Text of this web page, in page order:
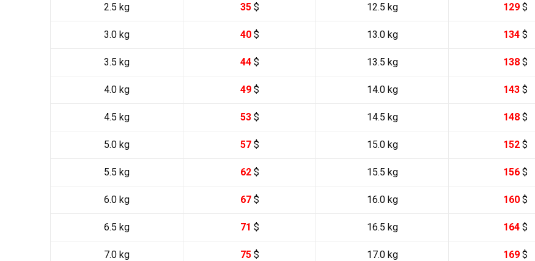
2.5 kg 35 $ 12.5 kg 129 $
3.0 kg 40$ 13.0 kg 134 $
3.5 kg 44 $ 13.5 kg 138$
4.0 kg 49 $ 14.0 kg 143 $
4.5 kg 53$ 14.5 kg 148 $
5.0 kg 57$ 15.0 kg 152$
5.5 kg 62 $ 15.5 kg 156$
6.0 kg 67 $ 16.0 kg 160 $
6.5 kg 71 $ 16.5 kg 164 $
7.0 kg 75$ 17.0 kg 169$